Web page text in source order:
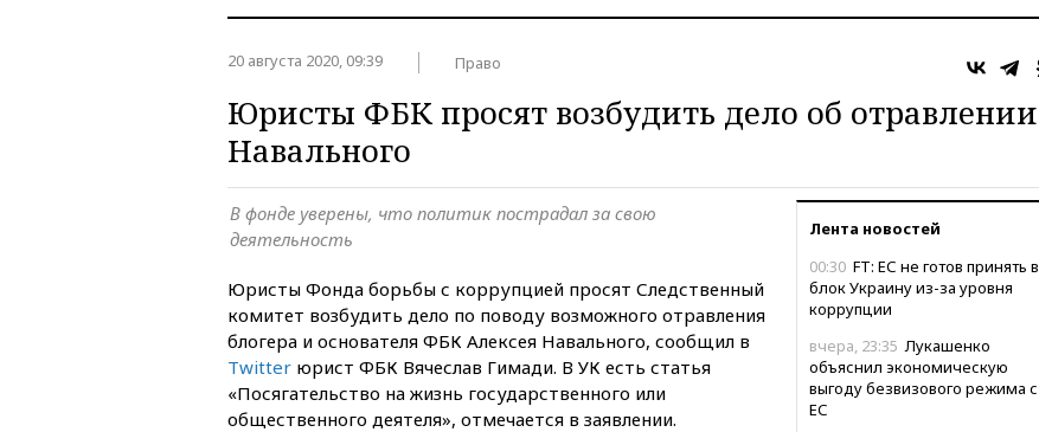
20 августа 2020, 09:39 Право
Юристы ФБК просят возбудить дело об отравлении
Навального
Лента новостей
00:30 FT: ЕС не готов принять в
блок Украину из-за уровня
коррупции
вчера, 23:35 Лукашенко
объяснил экономическую
выгоду безвизового режима с
ЕС
В фонде уверены, что политик пострадал за свою
деятельность
Юристы Фонда борьбы с коррупцией просят Следственный
комитет возбудить дело по поводу возможного отравления
блогера и основателя ФБК Алексея Навального, сообщил в
Twitter юрист ФБК Вячеслав Гимади. В УК есть статья
«Посягательство на жизнь государственного или
общественного деятеля», отмечается в заявлении.